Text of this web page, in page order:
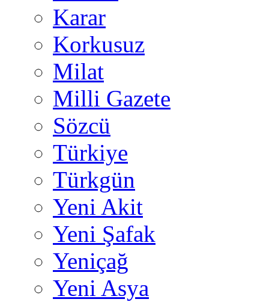
Karar
Korkusuz
Milat
Milli Gazete
Sözcü
Türkiye
Türkgün
Yeni Akit
Yeni Şafak
Yeniçağ
Yeni Asya